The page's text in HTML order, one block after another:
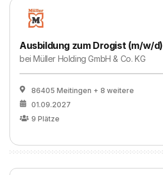
Ausbildung zum Drogist (m/w/d)
beiMüller Holding GmbH & Co. KG
86405 Meitingen + 8 weitere
01.09.2027
9 Plätze